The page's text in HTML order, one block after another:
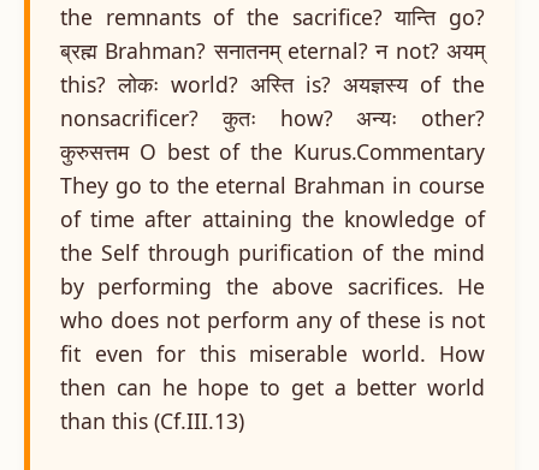
the remnants of the sacrifice? यान्ति go?
ब्रह्म Brahman? सनातनम् eternal? न not? अयम्
this? लोकः world? अस्ति is? अयज्ञस्य of the
nonsacrificer? कुतः how? अन्यः other?
कुरुसत्तम O best of the Kurus.Commentary
They go to the eternal Brahman in course
of time after attaining the knowledge of
the Self through purification of the mind
by performing the above sacrifices. He
who does not perform any of these is not
fit even for this miserable world. How
then can he hope to get a better world
than this (Cf.III.13)